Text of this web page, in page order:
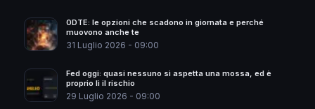
0DTE: le opzioni che scadono in giornata e perché
muovono anche te
31 Luglio 2026 - 09:00
Fed oggi: quasi nessuno si aspetta una mossa, ed è
proprio lì il rischio
29 Luglio 2026 - 09:00